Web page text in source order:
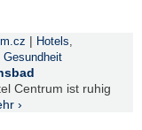
| Hotels,
Gesundheit
Centrum ist ruhig
›